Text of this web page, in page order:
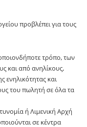
προβλέπει για τους
τρόπο, των
και από ανηλίκους,
ενηλικότητας και
του πωλητή σε όλα τα
ή Λιμενική Αρχή
σε κέντρα